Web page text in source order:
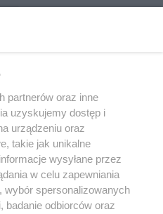
partnerów oraz inne
uzyskujemy dostęp i
urządzeniu oraz
takie jak unikalne
wysyłane przez
w celu zapewniania
wybór spersonalizowanych
badanie odbiorców oraz